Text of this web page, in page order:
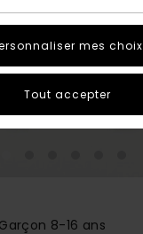
8-16 ans
mes choix
Tout accepter